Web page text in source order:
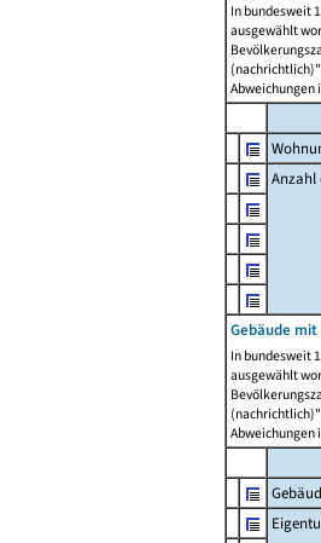
In bundesweit
ausgewählt
Abweichungen
Anzahl
Gebäude
In bundesweit
ausgewählt
Abweichungen